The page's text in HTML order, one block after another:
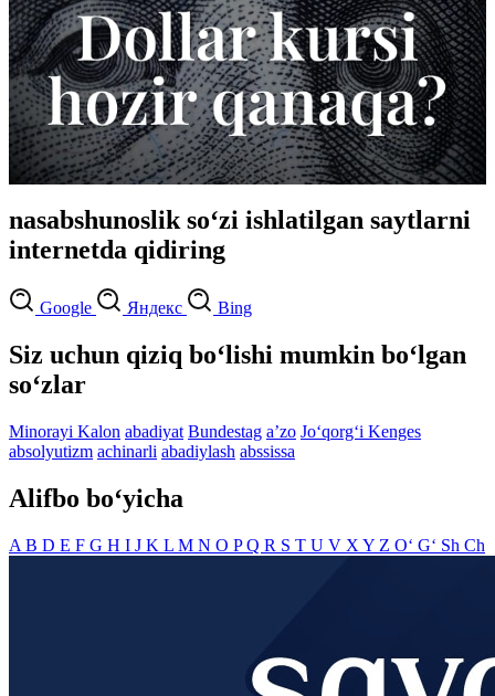
nasabshunoslik so‘zi ishlatilgan saytlarni
internetda qidiring
Google Яндекс Bing
Siz uchun qiziq bo‘lishi mumkin bo‘lgan
so‘zlar
Minorayi Kalon abadiyat Bundestag aʼzo Jo‘qorg‘i Kenges
absolyutizm achinarli abadiylash abssissa
Alifbo bo‘yicha
A B D E F G H I J K L M N O PQ R S T U V X Y Z O‘ G‘ Sh Ch